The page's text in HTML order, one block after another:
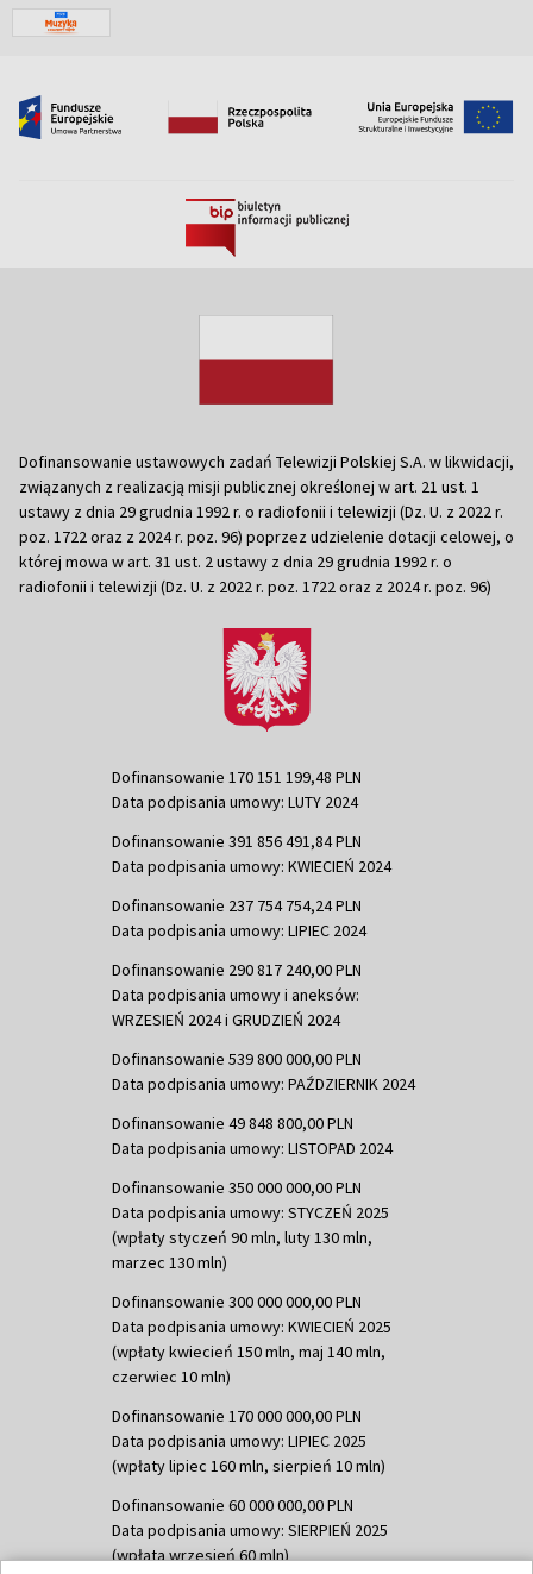
Dofinansowanie ustawowych zadań Telewizji Polskiej S.A. w likwidacji,
związanych z realizacją misji publicznej określonej w art. 21 ust. 1
ustawy z dnia 29 grudnia 1992 r. o radiofonii i telewizji (Dz. U. z 2022 r.
poz. 1722 oraz z 2024 r. poz. 96) poprzez udzielenie dotacji celowej, o
której mowa w art. 31 ust. 2 ustawy z dnia 29 grudnia 1992 r. o
radiofonii i telewizji (Dz. U. z 2022 r. poz. 1722 oraz z 2024 r. poz. 96)
Dofinansowanie 170 151 199,48 PLN
Data podpisania umowy: LUTY 2024
Dofinansowanie 391 856 491,84 PLN
Data podpisania umowy: KWIECIEŃ 2024
Dofinansowanie 237 754 754,24 PLN
Data podpisania umowy: LIPIEC 2024
Dofinansowanie 290 817 240,00 PLN
Data podpisania umowy i aneksów:
WRZESIEŃ 2024 i GRUDZIEŃ 2024
Dofinansowanie 539 800 000,00 PLN
Data podpisania umowy: PAŹDZIERNIK 2024
Dofinansowanie 49 848 800,00 PLN
Data podpisania umowy: LISTOPAD 2024
Dofinansowanie 350 000 000,00 PLN
Data podpisania umowy: STYCZEŃ 2025
(wpłaty styczeń 90 mln, luty 130 mln,
marzec 130 mln)
Dofinansowanie 300 000 000,00 PLN
Data podpisania umowy: KWIECIEŃ 2025
(wpłaty kwiecień 150 mln, maj 140 mln,
czerwiec 10 mln)
Dofinansowanie 170 000 000,00 PLN
Data podpisania umowy: LIPIEC 2025
(wpłaty lipiec 160 mln, sierpień 10 mln)
Dofinansowanie 60 000 000,00 PLN
Data podpisania umowy: SIERPIEŃ 2025
(wpłata wrzesień 60 mln)